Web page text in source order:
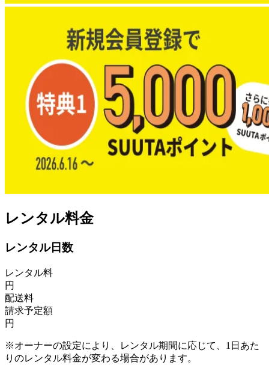
レンタル料金
レンタル日数
レンタル料
円
配送料
請求予定額
円
※オーナーの設定により、レンタル期間に応じて、1日あた
りのレンタル料金が変わる場合があります。